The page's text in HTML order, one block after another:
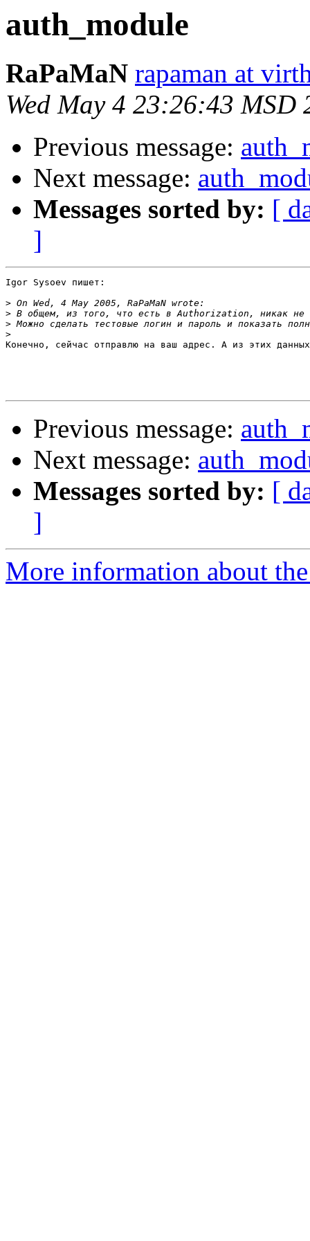
auth_module
RaPaMaN rapaman at
Wed May 4 23:26:43 MSD
Previous message:
Next message:
Messages sorted by: [
]
Igor Sysoev пишет:
>
>
>
>
Конечно, сейчас отправлю на ваш адрес. А из этих
Previous message:
Next message:
Messages sorted by: [
]
More information about